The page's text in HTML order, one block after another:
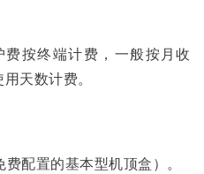
按终端计费，一般按月收
天数计费。
配置的基本型机顶盒）。